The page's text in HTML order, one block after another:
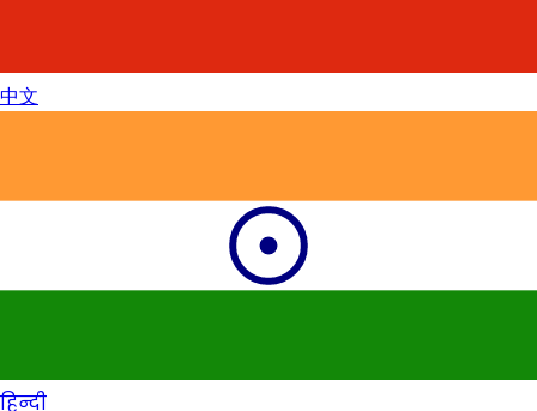
中文
हिन्दी